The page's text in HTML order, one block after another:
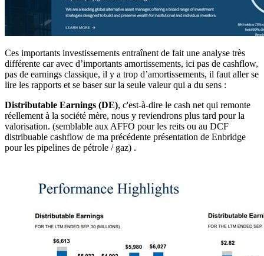
Ces importants investissements entraînent de fait une analyse très
différente car avec d’importants amortissements, ici pas de cashflow,
pas de earnings classique, il y a trop d’amortissements, il faut aller se
lire les rapports et se baser sur la seule valeur qui a du sens :
Distributable Earnings (DE), c'est-à-dire le cash net qui remonte
réellement à la société mère, nous y reviendrons plus tard pour la
valorisation. (semblable aux AFFO pour les reits ou au DCF
distribuable cashflow de ma précédente présentation de Enbridge
pour les pipelines de pétrole / gaz) .